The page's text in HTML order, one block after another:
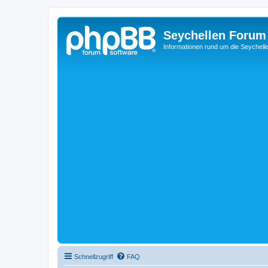
Seychellen Forum
Informationen rund um die
Schnellzugriff FAQ